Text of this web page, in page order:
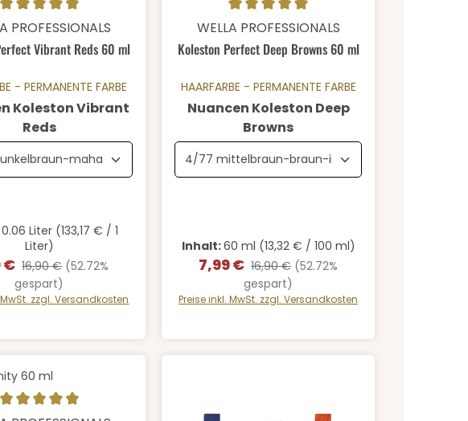
DetailsBewertung von 4.95 von 5 Sternen
PROFESSIONALS
Vibrant Reds 60 ml
- PERMANENTE FARBE
Koleston Vibrant
Redsauswählen
0.06 Liter (133,17 € / 1
Liter)
€ Regulärer Preis:
16,90 € (52.72%
gespart)
zzgl. Versandkosten
Details
Durchschnittliche Bewertung von 4.98 von 5
WELLA PROFESSIONALS
Koleston Perfect Deep Browns 60 ml
HAARFARBE - PERMANENTE FARBE
Nuancen Koleston Deep
Brownsauswählen
Inhalt:60 ml (13,32 € / 100 ml)
Verkaufspreis:
7,99 € Regulärer Preis:
16,90 € (52.72%
gespart)
Preise inkl. MwSt. zzgl. Versandkosten
Bewertung von 5 von 5 Sternen